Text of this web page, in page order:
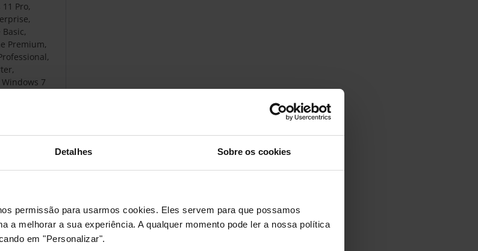
Detalhes Sobre os cookies
permissão para usarmos cookies. Eles servem para que possamos
a melhorar a sua experiência. A qualquer momento pode ler a nossa política
em "Personalizar".
Pro,
Premium,
7
8 Pro,
x64,